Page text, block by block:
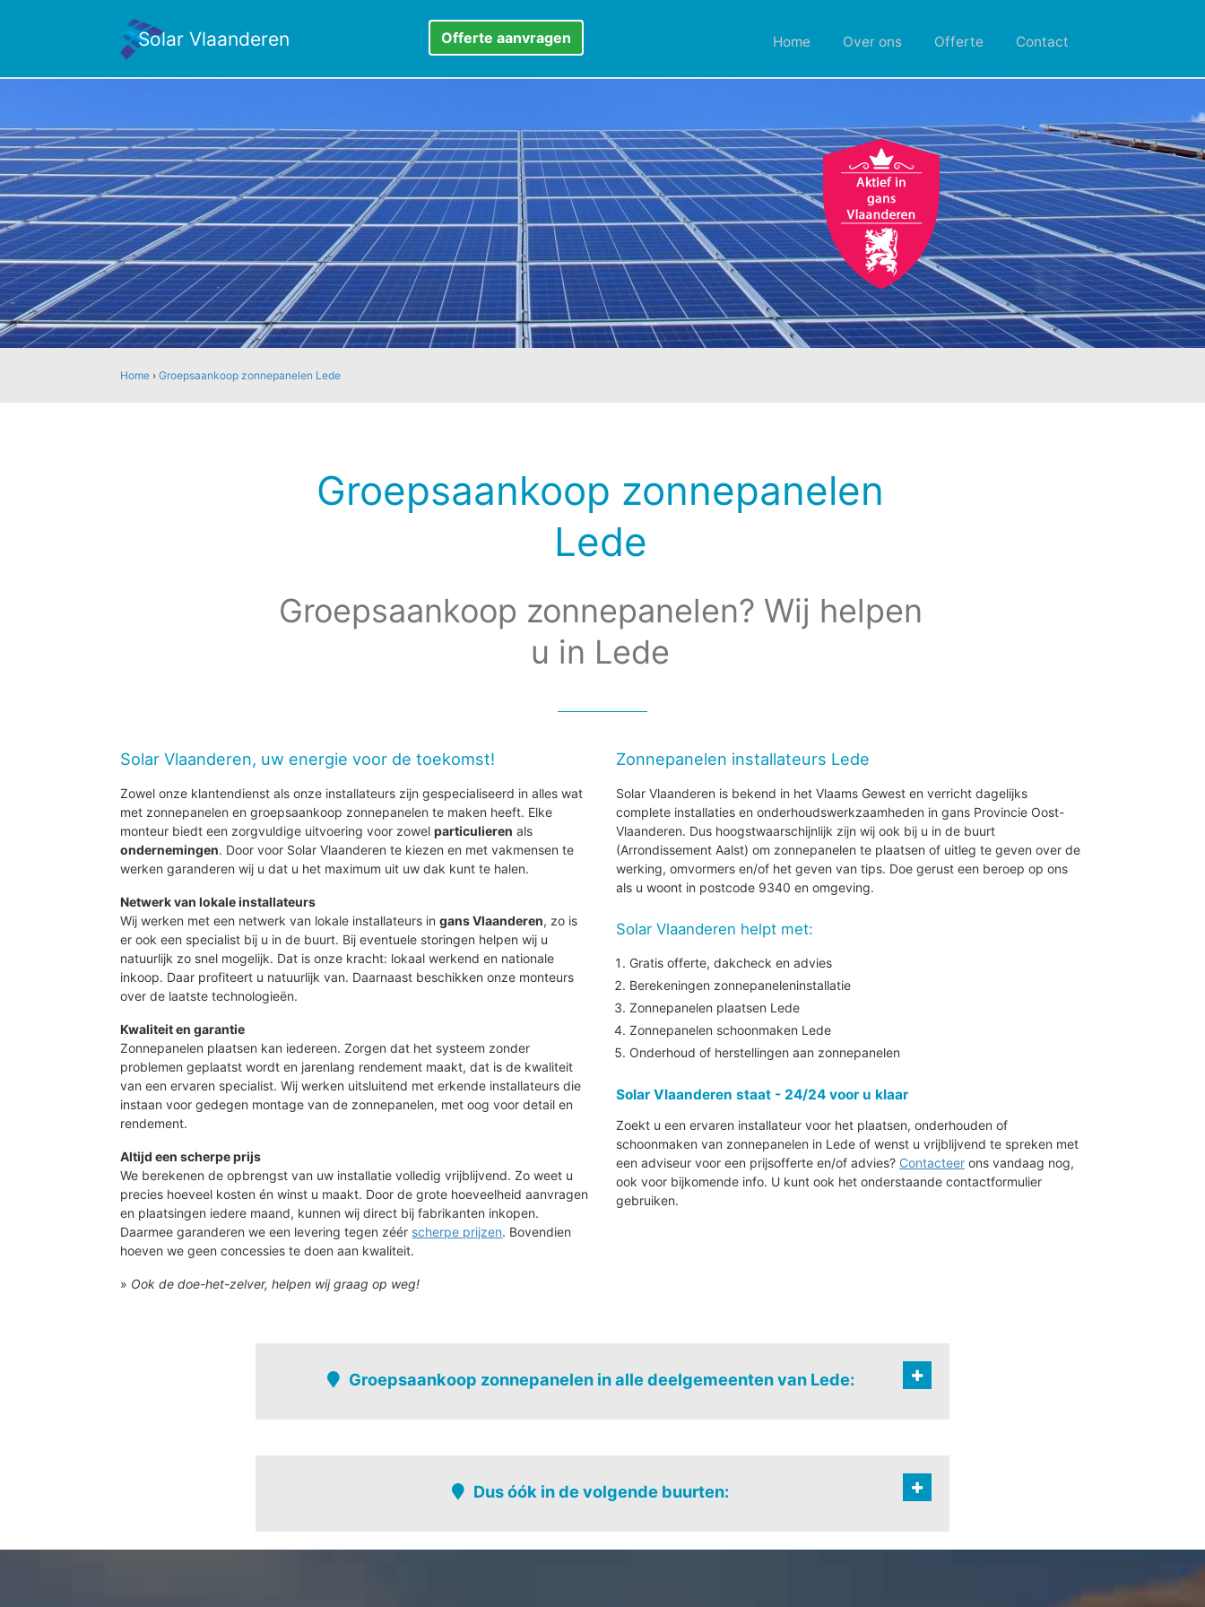
Solar Vlaanderen Offerte aanvragen Home Over ons Offerte Contact
Home ›Groepsaankoop zonnepanelen Lede
Groepsaankoop zonnepanelen
Lede
Groepsaankoop zonnepanelen? Wij helpen
u in Lede
Solar Vlaanderen, uw energie voor de toekomst!
Zowel onze klantendienst als onze installateurs zijn gespecialiseerd in alles wat
met zonnepanelen en groepsaankoop zonnepanelen te maken heeft. Elke
monteur biedt een zorgvuldige uitvoering voor zowelparticulieren als
ondernemingen. Door voor Solar Vlaanderen te kiezen en met vakmensen te
werken garanderen wij u dat u het maximum uit uw dak kunt te halen.
Netwerk van lokale installateurs
Wij werken met een netwerk van lokale installateurs ingans Vlaanderen, zo is
er ook een specialist bij u in de buurt. Bij eventuele storingen helpen wij u
natuurlijk zo snel mogelijk. Dat is onze kracht: lokaal werkend en nationale
inkoop. Daar profiteert u natuurlijk van. Daarnaast beschikken onze monteurs
over de laatste technologieën.
Kwaliteit en garantie
Zonnepanelen plaatsen kan iedereen. Zorgen dat het systeem zonder
problemen geplaatst wordt en jarenlang rendement maakt, dat is de kwaliteit
van een ervaren specialist. Wij werken uitsluitend met erkende installateurs die
instaan voor gedegen montage van de zonnepanelen, met oog voor detail en
rendement.
Altijd een scherpe prijs
We berekenen de opbrengst van uw installatie volledig vrijblijvend. Zo weet u
precies hoeveel kosten én winst u maakt. Door de grote hoeveelheid aanvragen
en plaatsingen iedere maand, kunnen wij direct bij fabrikanten inkopen.
Daarmee garanderen we een levering tegen zéér scherpe prijzen. Bovendien
hoeven we geen concessies te doen aan kwaliteit.
» Ook de doe-het-zelver, helpen wij graag op weg!
Zonnepanelen installateurs Lede
Solar Vlaanderen is bekend in het Vlaams Gewest en verricht dagelijks
complete installaties en onderhoudswerkzaamheden in gans Provincie Oost-
Vlaanderen. Dus hoogstwaarschijnlijk zijn wij ook bij u in de buurt
(Arrondissement Aalst) om zonnepanelen te plaatsen of uitleg te geven over de
werking, omvormers en/of het geven van tips. Doe gerust een beroep op ons
als u woont in postcode 9340 en omgeving.
Solar Vlaanderen helpt met:
Gratis offerte, dakcheck en advies
Berekeningen zonnepaneleninstallatie
Zonnepanelen plaatsen Lede
Zonnepanelen schoonmaken Lede
Onderhoud of herstellingen aan zonnepanelen
Solar Vlaanderen staat - 24/24 voor u klaar
Zoekt u een ervaren installateur voor het plaatsen, onderhouden of
schoonmaken van zonnepanelen in Lede of wenst u vrijblijvend te spreken met
een adviseur voor een prijsofferte en/of advies? Contacteer ons vandaag nog,
ook voor bijkomende info. U kunt ook het onderstaande contactformulier
gebruiken.
Groepsaankoop zonnepanelen in alle deelgemeenten van Lede:
Dus óók in de volgende buurten: